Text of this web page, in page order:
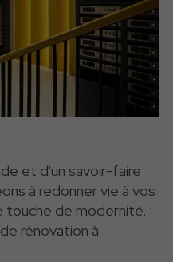
et d'un savoir-faire
à redonner vie à vos
touche de modernité.
rénovation à